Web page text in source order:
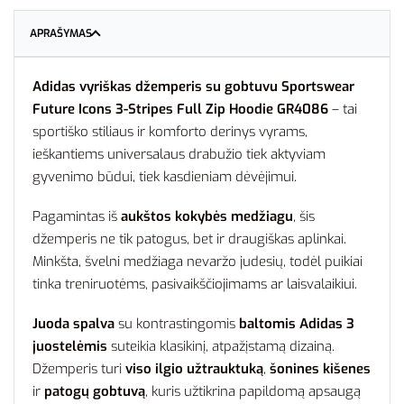
APRAŠYMAS
Adidas vyriškas džemperis su gobtuvu Sportswear
Future Icons 3-Stripes Full Zip Hoodie GR4086 – tai
sportiško stiliaus ir komforto derinys vyrams,
ieškantiems universalaus drabužio tiek aktyviam
gyvenimo būdui, tiek kasdieniam dėvėjimui.
Pagamintas iš aukštos kokybės medžiagu, šis
džemperis ne tik patogus, bet ir draugiškas aplinkai.
Minkšta, švelni medžiaga nevaržo judesių, todėl puikiai
tinka treniruotėms, pasivaikščiojimams ar laisvalaikiui.
Juoda spalva su kontrastingomis baltomis Adidas 3
juostelėmis suteikia klasikinį, atpažįstamą dizainą.
Džemperis turi viso ilgio užtrauktuką, šonines kišenes
ir patogų gobtuvą, kuris užtikrina papildomą apsaugą